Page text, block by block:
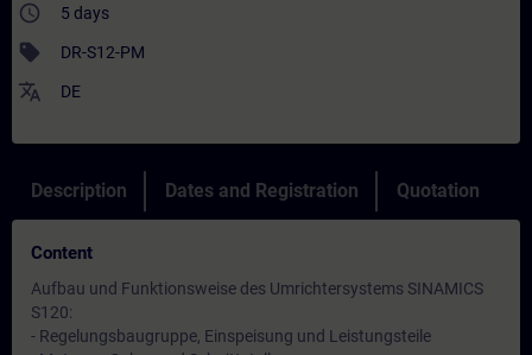
access_time 5 days
sell DR-S12-PM
translate DE
Description Dates and Registration Quotation
Content
Aufbau und Funktionsweise des Umrichtersystems SINAMICS
S120:
- Regelungsbaugruppe, Einspeisung und Leistungsteile